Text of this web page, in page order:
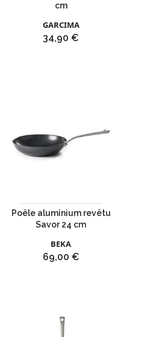
cm
GARCIMA
Prix
34,90 €
Poêle aluminium revêtu
Savor 24 cm
BEKA
Prix
69,00 €